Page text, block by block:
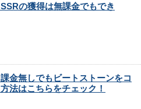
SSRの獲得は無課金でもでき
課金無しでもビートストーンをコ
法はこちらをチェック！